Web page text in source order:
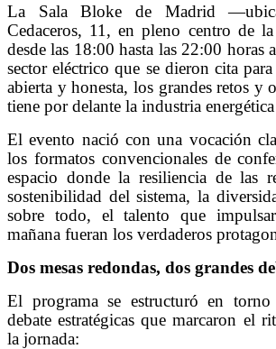
La Sala Bloke de Madrid
Cedaceros, 11, en pleno centro de
desde las 18:00 hasta las 22:00 horas
sector eléctrico que se dieron cita
abierta y honesta, los grandes retos y
tiene por delante la industria
El evento nació con una vocación
los formatos convencionales de
espacio donde la resiliencia de las
sostenibilidad del sistema, la
sobre todo, el talento que
mañana fueran los verdaderos
Dos mesas redondas, dos grandes
El programa se estructuró en
debate estratégicas que marcaron el
la jornada: